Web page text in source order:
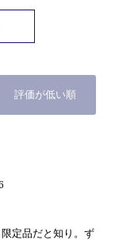
評価が低い順
定品だと知り。ず